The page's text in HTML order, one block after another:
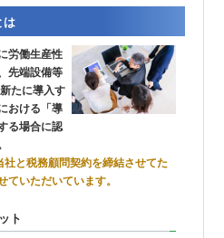
は
労働生産性
先端設備等
たに導入す
おける「導
る場合に認
と税務顧問契約を締結させてた
ていただいています。
ト